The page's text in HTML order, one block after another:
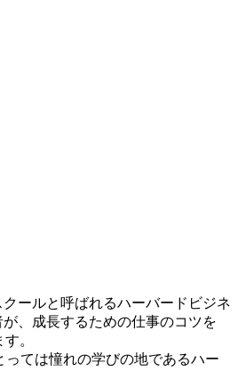
ールと呼ばれるハーバードビジネ
、成長するための仕事のコツを
。
っては憧れの学びの地であるハー